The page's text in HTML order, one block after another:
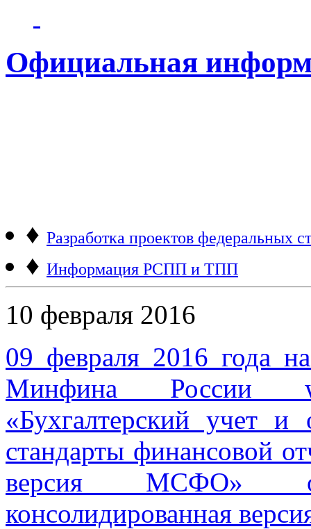
Официальная
♦ Разработка проектов федеральных
♦ Информация РСПП и ТПП
10 февраля 2016
09 февраля 2016 года
Минфина России
«Бухгалтерский учет
стандарты финансовой
версия МСФО»
консолидированная